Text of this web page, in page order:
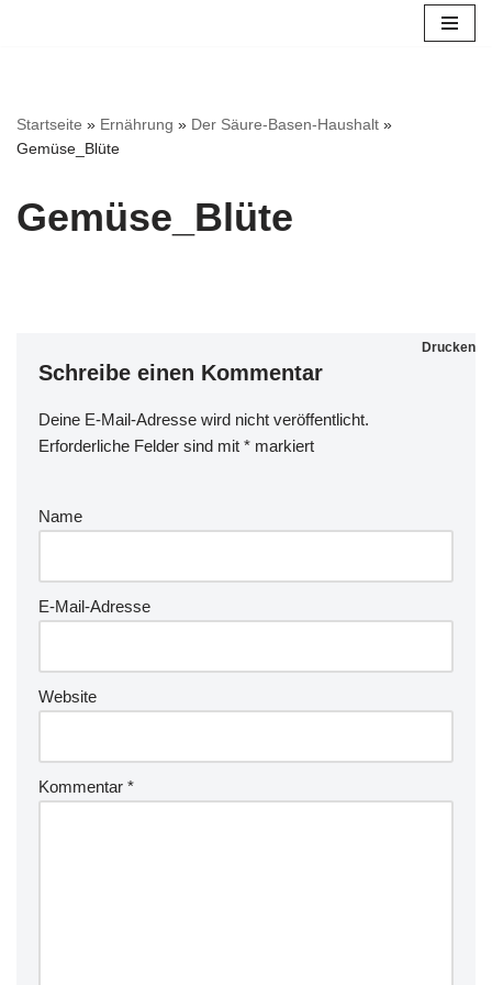
Startseite » Ernährung » Der Säure-Basen-Haushalt »
Gemüse_Blüte
Gemüse_Blüte
Drucken
Schreibe einen Kommentar
Deine E-Mail-Adresse wird nicht veröffentlicht.
Erforderliche Felder sind mit * markiert
Name
E-Mail-Adresse
Website
Kommentar *